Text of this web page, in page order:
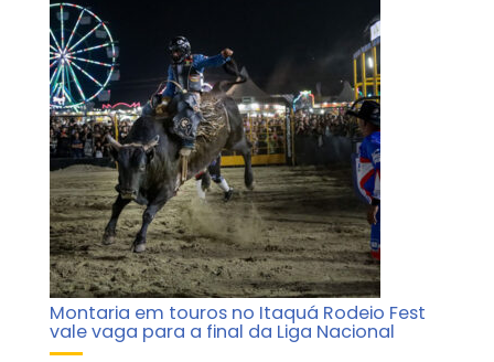
Montaria em touros no Itaquá Rodeio Fest
vale vaga para a final da Liga Nacional